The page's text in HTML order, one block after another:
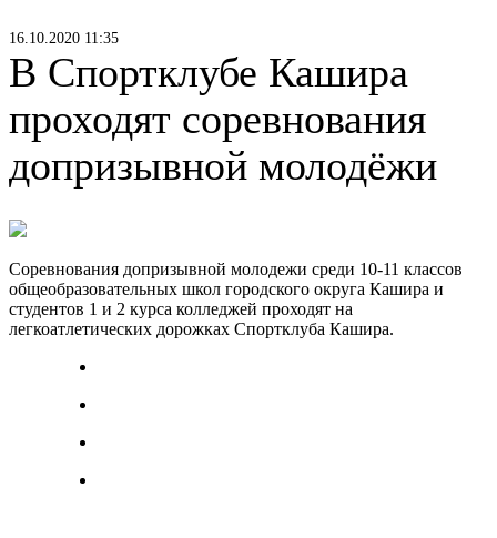
16.10.2020 11:35
В Спортклубе Кашира
проходят соревнования
допризывной молодёжи
Соревнования допризывной молодежи среди 10-11 классов
общеобразовательных школ городского округа Кашира и
студентов 1 и 2 курса колледжей проходят на
легкоатлетических дорожках Спортклуба Кашира.